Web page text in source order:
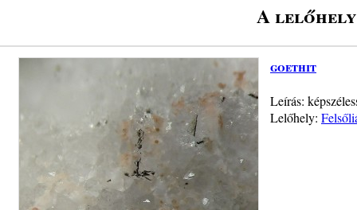
A lelőhely
goethit
Leírás:
Lelőhely: